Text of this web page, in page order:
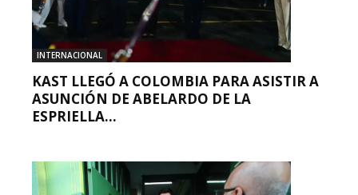
INTERNACIONAL
KAST LLEGÓ A COLOMBIA PARA ASISTIR A
ASUNCIÓN DE ABELARDO DE LA
ESPRIELLA...